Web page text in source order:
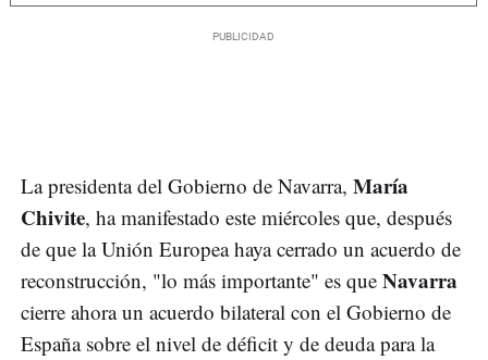
La presidenta del Gobierno de Navarra, María
Chivite, ha manifestado este miércoles que, después
de que la Unión Europea haya cerrado un acuerdo de
reconstrucción, "lo más importante" es que Navarra
cierre ahora un acuerdo bilateral con el Gobierno de
España sobre el nivel de déficit y de deuda para la